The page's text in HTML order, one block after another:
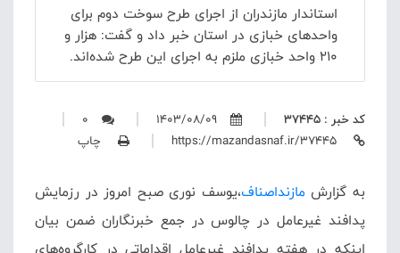
استاندار مازندران از اجرای طرح سوخت دوم برای
واحدهای خبازی در استان خبر داد و گفت: هزار و
۲۱۰ واحد خبازی ملزم به اجرای این طرح شده‌اند.
کد خبر : 37445 1403/08/09
0
چاپ
به گزارش مازنداصناف،یوسف نوری صبح امروز در رزمایش
پدافند غیرعامل در چالوس در جمع خبرنگاران ضمن بیان